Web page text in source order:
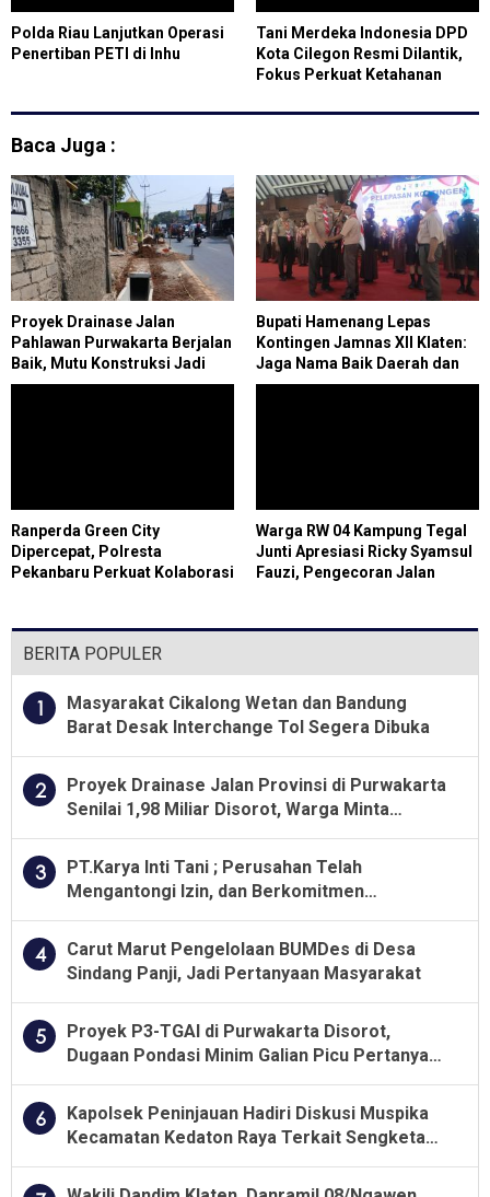
Polda Riau Lanjutkan Operasi
Penertiban PETI di Inhu
Tani Merdeka Indonesia DPD
Kota Cilegon Resmi Dilantik,
Fokus Perkuat Ketahanan
Baca Juga :
Proyek Drainase Jalan
Pahlawan Purwakarta Berjalan
Baik, Mutu Konstruksi Jadi
Fokus Utama
Bupati Hamenang Lepas
Kontingen Jamnas XII Klaten:
Jaga Nama Baik Daerah dan
Tunjukkan Karakter Pramuka
Ranperda Green City
Dipercepat, Polresta
Pekanbaru Perkuat Kolaborasi
Warga RW 04 Kampung Tegal
Junti Apresiasi Ricky Syamsul
Fauzi, Pengecoran Jalan
BERITA POPULER
1
Masyarakat Cikalong Wetan dan Bandung
Barat Desak Interchange Tol Segera Dibuka
2
Proyek Drainase Jalan Provinsi di Purwakarta
Senilai 1,98 Miliar Disorot, Warga Minta
3
PT.Karya Inti Tani ; Perusahan Telah
Mengantongi Izin, dan Berkomitmen
4
Carut Marut Pengelolaan BUMDes di Desa
Sindang Panji, Jadi Pertanyaan Masyarakat
5
Proyek P3-TGAI di Purwakarta Disorot,
Dugaan Pondasi Minim Galian Picu Pertanyaan
6
Kapolsek Peninjauan Hadiri Diskusi Muspika
Kecamatan Kedaton Raya Terkait Sengketa